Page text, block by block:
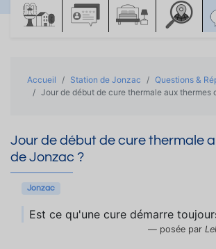
Accueil Station de Jonzac
Questions &
Jour de début de cure thermale aux thermes
Jour de début de cure thermale
de Jonzac ?
Jonzac
Est ce qu'une cure démarre
posée par